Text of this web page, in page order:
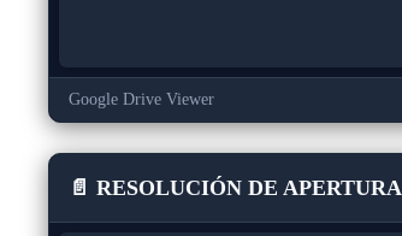
Google Drive Viewer
📄 RESOLUCIÓN DE APERTURA